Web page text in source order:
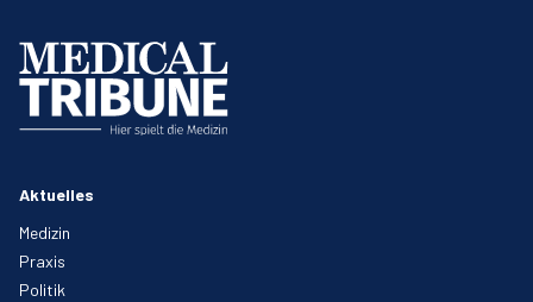
Aktuelles
Medizin
Praxis
Politik